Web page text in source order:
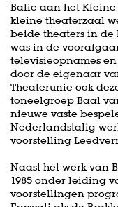
Balie aan het
kleine theaterzaal
beide theaters in de
was in de
televisieopnames
door de eigenaar
Theaterunie ook
toneelgroep Baal
nieuwe vaste
Nederlandstalig
voorstelling
Naast het werk van
1985 onder leiding
voorstellingen